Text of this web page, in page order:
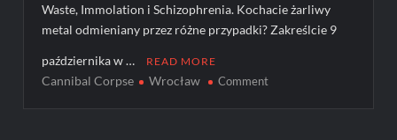
Waste, Immolation i Schizophrenia. Kochacie żarliwy
metal odmieniany przez różne przypadki? Zakreślcie 9
października w … READ MORE
Cannibal Corpse Wrocław Commenton